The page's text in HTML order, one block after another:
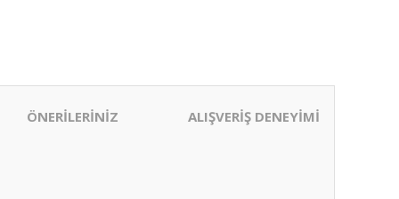
ÖNERİLERİNİZ ALIŞVERİŞ DENEYİMİ